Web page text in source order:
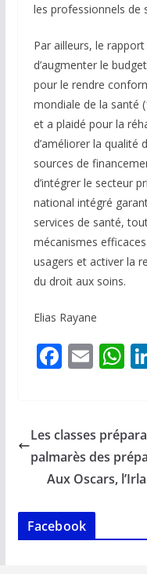
les professionnels de
Par ailleurs, le
d’augmenter le
pour le rendre
mondiale de la santé
et a plaidé pour la
d’améliorer la qualité
sources de
d’intégrer le secteur
national intégré
services de santé,
mécanismes
usagers et activer la
du droit aux soins.
Elias Rayane
F
b
o
o
k
E
l
W
s
A
p
Les classes
palmarès des
Aux Oscars,
Facebook